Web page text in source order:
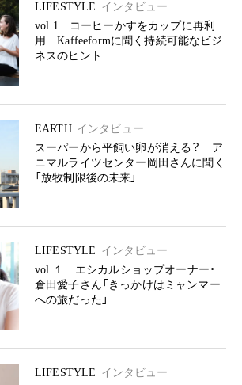
LIFESTYLE インタビュー
vol.1 コーヒーかすをカップに再利
用 Kaffeeformに聞く持続可能なビジ
ネスのヒント
EARTH インタビュー
スーパーから平飼い卵が消える？ ア
ニマルライツセンター岡田さんに聞く
「放牧制限後の未来」
LIFESTYLE インタビュー
vol.１ エシカルショップオーナー・
倉田愛子さん「きっかけはミャンマー
への旅だった」
LIFESTYLE インタビュー